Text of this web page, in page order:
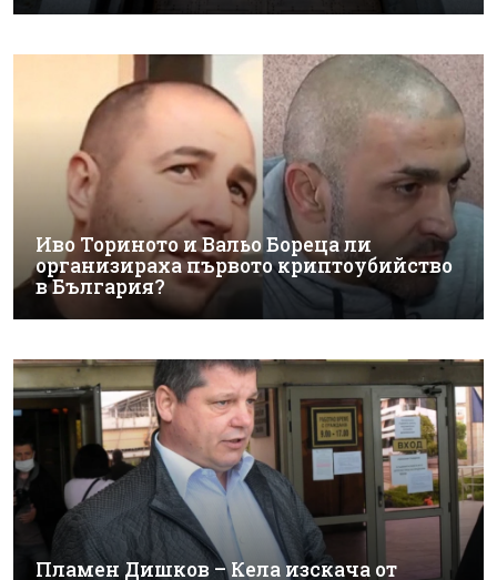
Иво Ториното и Вальо Бореца ли
организираха първото криптоубийство
в България?
Пламен Дишков – Кела изскача от